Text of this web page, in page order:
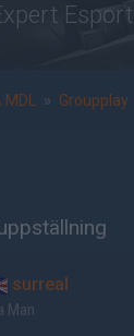
Esport
» Groupplay
surreal
Man